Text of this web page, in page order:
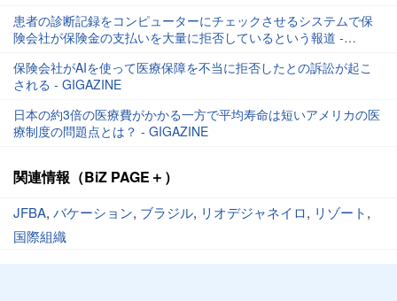
患者の診断記録をコンピューターにチェックさせるシステムで保
険会社が保険金の支払いを大量に拒否しているという報道 -
保険会社がAIを使って医療保障を不当に拒否したとの訴訟が起こ
される - GIGAZINE
日本の約3倍の医療費がかかる一方で平均寿命は短いアメリカの医
療制度の問題点とは？ - GIGAZINE
関連情報（BiZ PAGE＋）
JFBA, バケーション, ブラジル, リオデジャネイロ, リゾート,
国際組織